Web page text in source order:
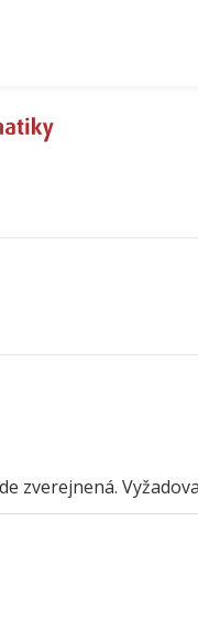
zverejnená.